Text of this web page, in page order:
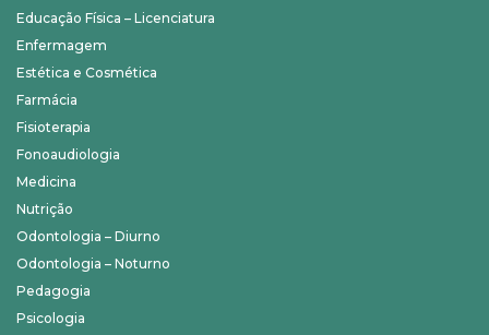
Educação Física – Licenciatura
Enfermagem
Estética e Cosmética
Farmácia
Fisioterapia
Fonoaudiologia
Medicina
Nutrição
Odontologia – Diurno
Odontologia – Noturno
Pedagogia
Psicologia